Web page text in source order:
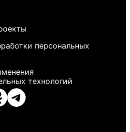
персональных
технологий